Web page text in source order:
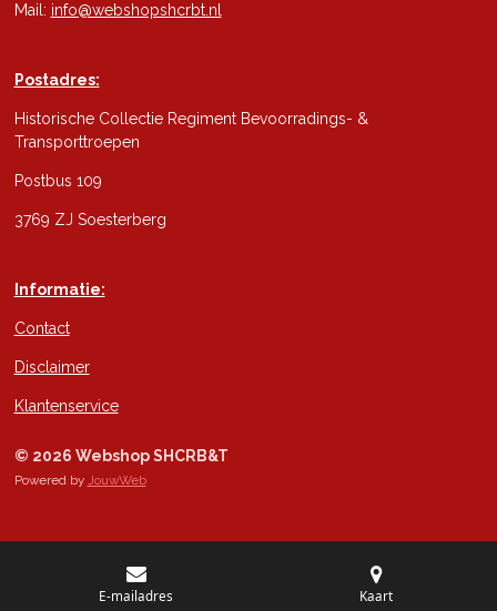
Mail: info@webshopshcrbt.nl
Postadres:
Historische Collectie Regiment Bevoorradings- &
Transporttroepen
Postbus 109
3769 ZJ Soesterberg
Informatie:
Contact
Disclaimer
Klantenservice
© 2026 Webshop SHCRB&T
Powered by JouwWeb
E-mailadres Kaart